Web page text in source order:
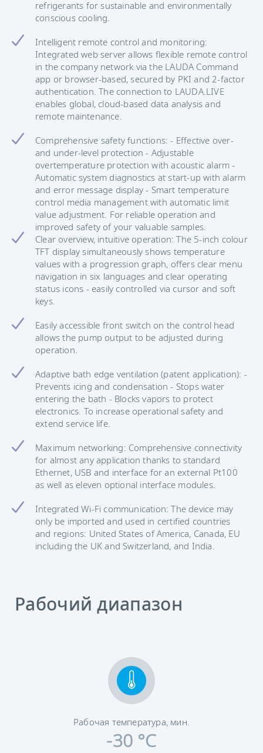
refrigerants for sustainable and environmentally
conscious cooling.
Intelligent remote control and monitoring:
Integrated web server allows flexible remote control
in the company network via the LAUDA Command
app or browser-based, secured by PKI and 2-factor
authentication. The connection to LAUDA.LIVE
enables global, cloud-based data analysis and
remote maintenance.
Comprehensive safety functions: - Effective over-
and under-level protection - Adjustable
overtemperature protection with acoustic alarm -
Automatic system diagnostics at start-up with alarm
and error message display - Smart temperature
control media management with automatic limit
value adjustment. For reliable operation and
improved safety of your valuable samples.
Clear overview, intuitive operation: The 5-inch colour
TFT display simultaneously shows temperature
values with a progression graph, offers clear menu
navigation in six languages and clear operating
status icons - easily controlled via cursor and soft
keys.
Easily accessible front switch on the control head
allows the pump output to be adjusted during
operation.
Adaptive bath edge ventilation (patent application): -
Prevents icing and condensation - Stops water
entering the bath - Blocks vapors to protect
electronics. To increase operational safety and
extend service life.
Maximum networking: Comprehensive connectivity
for almost any application thanks to standard
Ethernet, USB and interface for an external Pt100
as well as eleven optional interface modules.
Integrated Wi-Fi communication: The device may
only be imported and used in certified countries
and regions: United States of America, Canada, EU
including the UK and Switzerland, and India.
Рабочий диапазон
Рабочая температура, мин.
-30 °C